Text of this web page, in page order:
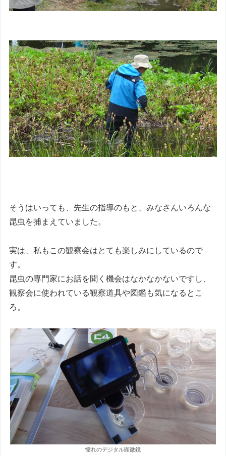
そうはいっても、先生の指導のもと、みなさんいろんな
昆虫を捕まえていました。
実は、私もこの観察会はとても楽しみにしているので
す。
昆虫の専門家にお話を聞く機会はなかなかないですし、
観察会に使われている観察道具や図鑑も気になるとこ
ろ。
憧れのデジタル顕微鏡